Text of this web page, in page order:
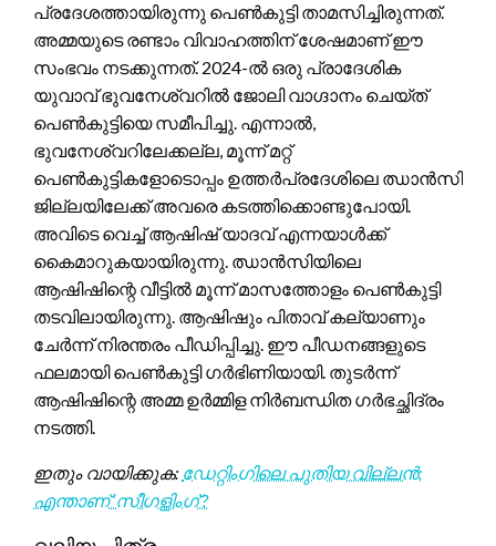
പ്രദേശത്തായിരുന്നു പെൺകുട്ടി താമസിച്ചിരുന്നത്.
അമ്മയുടെ രണ്ടാം വിവാഹത്തിന് ശേഷമാണ് ഈ
സംഭവം നടക്കുന്നത്. 2024-ൽ ഒരു പ്രാദേശിക
യുവാവ് ഭുവനേശ്വറിൽ ജോലി വാഗ്ദാനം ചെയ്ത്
പെൺകുട്ടിയെ സമീപിച്ചു. എന്നാൽ,
ഭുവനേശ്വറിലേക്കല്ല, മൂന്ന് മറ്റ്
പെൺകുട്ടികളോടൊപ്പം ഉത്തർപ്രദേശിലെ ഝാൻസി
ജില്ലയിലേക്ക് അവരെ കടത്തിക്കൊണ്ടുപോയി.
അവിടെ വെച്ച് ആഷിഷ് യാദവ് എന്നയാൾക്ക്
കൈമാറുകയായിരുന്നു. ഝാൻസിയിലെ
ആഷിഷിന്റെ വീട്ടിൽ മൂന്ന് മാസത്തോളം പെൺകുട്ടി
തടവിലായിരുന്നു. ആഷിഷും പിതാവ് കല്യാണും
ചേർന്ന് നിരന്തരം പീഡിപ്പിച്ചു. ഈ പീഡനങ്ങളുടെ
ഫലമായി പെൺകുട്ടി ഗർഭിണിയായി. തുടർന്ന്
ആഷിഷിന്റെ അമ്മ ഉർമ്മിള നിർബന്ധിത ഗർഭച്ഛിദ്രം
നടത്തി.
ഇതും വായിക്കുക: ഡേറ്റിംഗിലെ പുതിയ വില്ലൻ:
എന്താണ് ‘സീഗളിംഗ്’?